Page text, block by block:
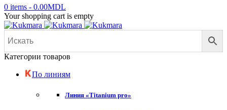
0 items - 0.00MDL
Your shopping cart is empty
Категории товаров
По линиям
Линия «Titanium pro»